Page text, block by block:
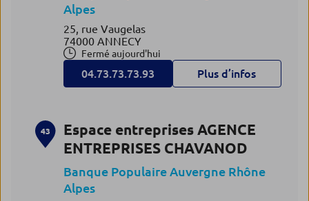
Alpes
25, rue Vaugelas
74000 ANNECY
Fermé aujourd'hui
04.73.73.73.93 Plus d’infos
43
Espace entreprises AGENCE
ENTREPRISES CHAVANOD
Banque Populaire Auvergne Rhône
Alpes